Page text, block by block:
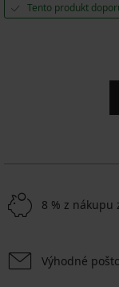
Tento produkt
8 % z nákupu
Výhodné